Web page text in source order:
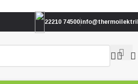
22210 74500